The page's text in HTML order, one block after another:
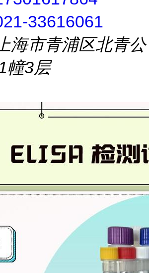
33616061
海市青浦区北青公
幢3层